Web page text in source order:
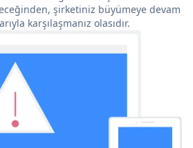
şirketiniz büyümeye devam
karşılaşmanız olasıdır.